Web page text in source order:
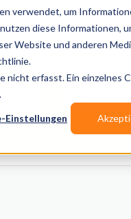
verwendet, um
diese Informationen,
Website und anderen
erfasst. Ein einzelnes
Einstellungen
Publikationen
Wir suchen für Dich